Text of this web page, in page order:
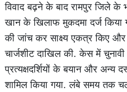
विवाद बढ़ने के बाद रामपुर जिले के
खान के खिलाफ मुकदमा दर्ज किया
की जांच कर साक्ष्य एकत्र किए
चार्जशीट दाखिल की. केस में चुनावी
प्रत्यक्षदर्शियों के बयान और अन्य
शामिल किया गया. लंबे समय तक